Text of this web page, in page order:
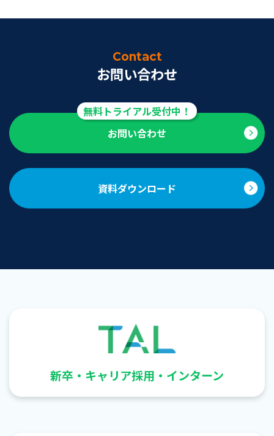
Contact
お問い合わせ
お問い合わせ
資料ダウンロード
新卒・キャリア採用・インターン